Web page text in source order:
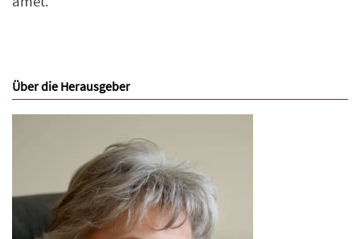
Über die Herausgeber